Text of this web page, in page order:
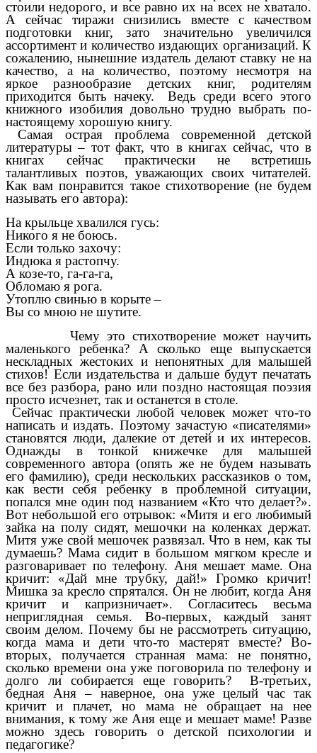
стоили недорого, и все равно их на всех не хватало.
А сейчас тиражи снизились вместе с качеством
подготовки книг, зато значительно увеличился
ассортимент и количество издающих организаций. К
сожалению, нынешние издатель делают ставку не на
качество, а на количество, поэтому несмотря на
яркое разнообразие детских книг, родителям
приходится быть начеку. Ведь среди всего этого
книжного изобилия довольно трудно выбрать по-
настоящему хорошую книгу.
Самая острая проблема современной детской
литературы – тот факт, что в книгах сейчас, что в
книгах сейчас практически не встретишь
талантливых поэтов, уважающих своих читателей.
Как вам понравится такое стихотворение (не будем
называть его автора):
На крыльце хвалился гусь:
Никого я не боюсь.
Если только захочу:
Индюка я растопчу.
А козе-то, га-га-га,
Обломаю я рога.
Утоплю свинью в корыте –
Вы со мною не шутите.
Чему это стихотворение может научить
маленького ребенка? А сколько еще выпускается
нескладных жестоких и непонятных для малышей
стихов! Если издательства и дальше будут печатать
все без разбора, рано или поздно настоящая поэзия
просто исчезнет, так и останется в столе.
Сейчас практически любой человек может что-то
написать и издать. Поэтому зачастую «писателями»
становятся люди, далекие от детей и их интересов.
Однажды в тонкой книжечке для малышей
современного автора (опять же не будем называть
его фамилию), среди нескольких рассказиков о том,
как вести себя ребенку в проблемной ситуации,
попался мне один под названием «Кто что делает?».
Вот небольшой его отрывок: «Митя и его любимый
зайка на полу сидят, мешочки на коленках держат.
Митя уже свой мешочек развязал. Что в нем, как ты
думаешь? Мама сидит в большом мягком кресле и
разговаривает по телефону. Аня мешает маме. Она
кричит: «Дай мне трубку, дай!» Громко кричит!
Мишка за кресло спрятался. Он не любит, когда Аня
кричит и капризничает». Согласитесь весьма
неприглядная семья. Во-первых, каждый занят
своим делом. Почему бы не рассмотреть ситуацию,
когда мама и дети что-то мастерят вместе? Во-
вторых, получается странная мама: не понятно,
сколько времени она уже поговорила по телефону и
долго ли собирается еще говорить? В-третьих,
бедная Аня – наверное, она уже целый час так
кричит и плачет, но мама не обращает на нее
внимания, к тому же Аня еще и мешает маме! Разве
можно здесь говорить о детской психологии и
педагогике?